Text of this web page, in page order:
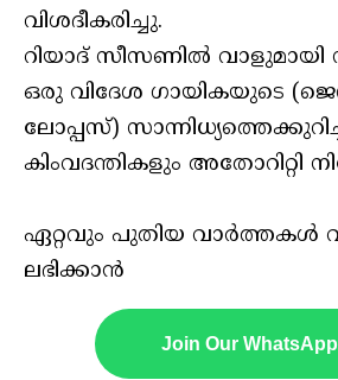
വിശദീകരിച്ചു.
റിയാദ് സീസണിൽ വാളുമായി
ഒരു വിദേശ ഗായികയുടെ
ലോപ്പസ്)
കിംവദന്തികളും അതോറിറ്റി
ഏറ്റവും പുതിയ വാർത്തകൾ
ലഭിക്കാൻ
Join Our